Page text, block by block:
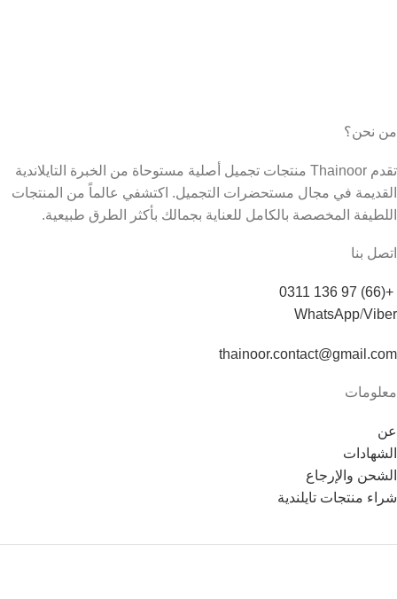
من نحن؟
تقدم Thainoor منتجات تجميل أصلية مستوحاة من الخبرة التايلاندية
القديمة في مجال مستحضرات التجميل. اكتشفي عالماً من المنتجات
اللطيفة المخصصة بالكامل للعناية بجمالك بأكثر الطرق طبيعية.
اتصل بنا
+(66) 97 136 0311
WhatsApp/Viber
thainoor.contact@gmail.com
معلومات
عن
الشهادات
الشحن والإرجاع
شراء منتجات تايلندية